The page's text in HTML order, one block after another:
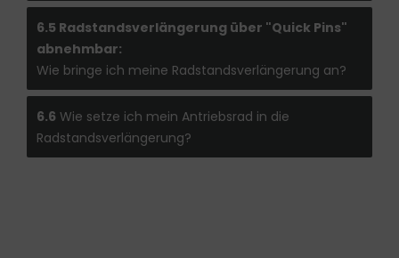
6.5 Radstandsverlängerung über "Quick Pins"
abnehmbar:
Wie bringe ich meine Radstandsverlängerung an?
6.6 Wie setze ich mein Antriebsrad in die
Radstandsverlängerung?